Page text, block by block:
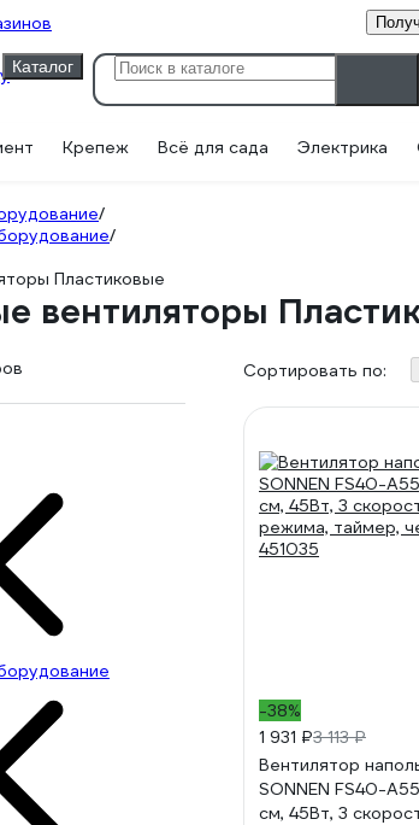
Каталог
Крепеж Всё для сада Электрика
/
/
Пластиковые
вентиляторы
Сортировать по:
-38%
1 931 ₽3 113 ₽
Вентилятор
SONNEN FS40-
см, 45Вт, 3